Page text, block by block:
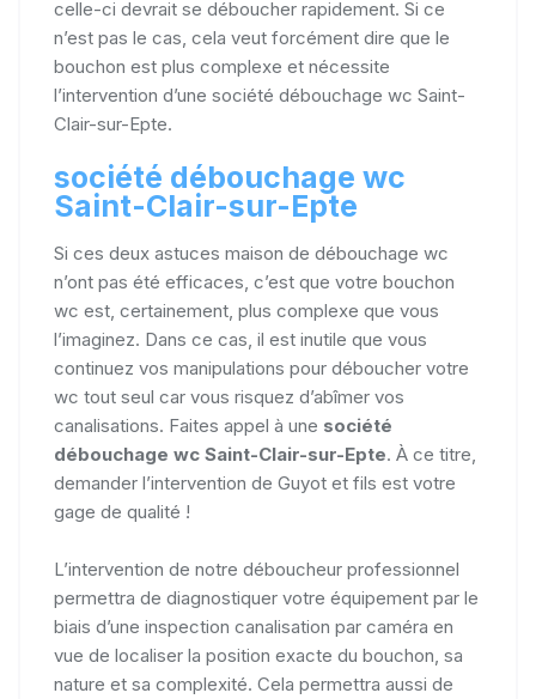
celle-ci devrait se déboucher rapidement. Si ce
n’est pas le cas, cela veut forcément dire que le
bouchon est plus complexe et nécessite
l’intervention d’une société débouchage wc Saint-
Clair-sur-Epte.
société débouchage wc
Saint-Clair-sur-Epte
Si ces deux astuces maison de débouchage wc
n’ont pas été efficaces, c’est que votre bouchon
wc est, certainement, plus complexe que vous
l’imaginez. Dans ce cas, il est inutile que vous
continuez vos manipulations pour déboucher votre
wc tout seul car vous risquez d’abîmer vos
canalisations. Faites appel à une société
débouchage wc Saint-Clair-sur-Epte. À ce titre,
demander l’intervention de Guyot et fils est votre
gage de qualité !
L’intervention de notre déboucheur professionnel
permettra de diagnostiquer votre équipement par le
biais d’une inspection canalisation par caméra en
vue de localiser la position exacte du bouchon, sa
nature et sa complexité. Cela permettra aussi de